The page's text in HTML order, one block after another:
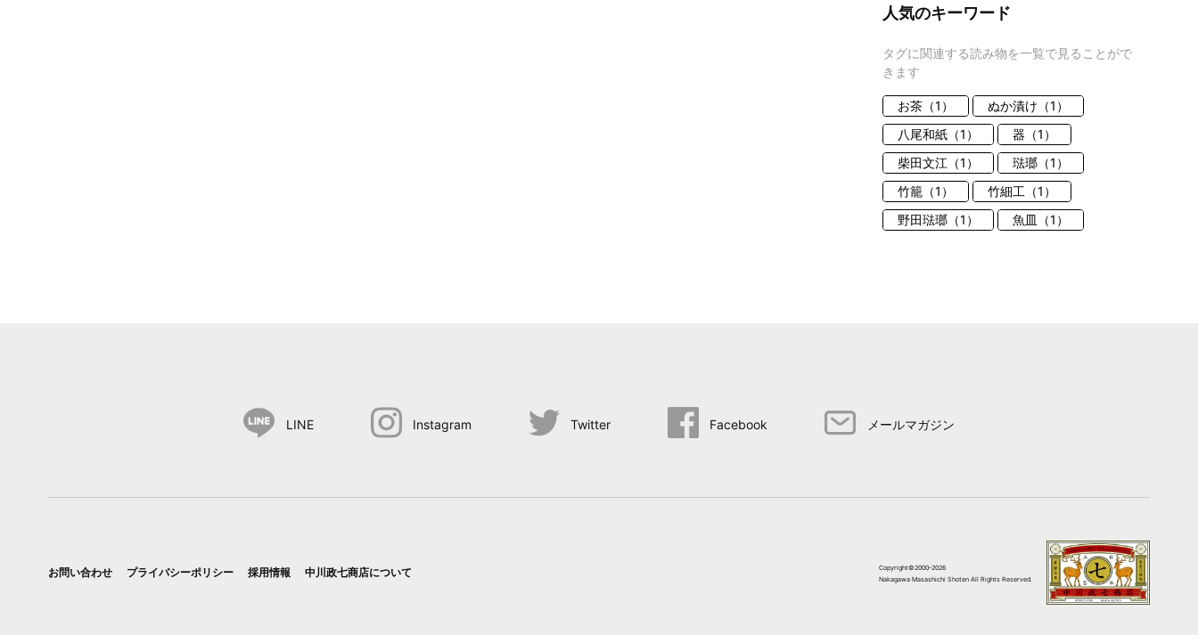
人気のキーワード
タグに関連する読み物を一覧で見ることがで
きます
お茶（1）
ぬか漬け（1）
八尾和紙（1）
器（1）
柴田文江（1）
琺瑯（1）
竹籠（1）
竹細工（1）
野田琺瑯（1）
魚皿（1）
LINE Instagram Twitter Facebook メールマガジン
お問い合わせ プライバシーポリシー 採用情報 中川政七商店について
Copyright©2000-2026
Nakagawa Masashichi Shoten All Rights Reserved.